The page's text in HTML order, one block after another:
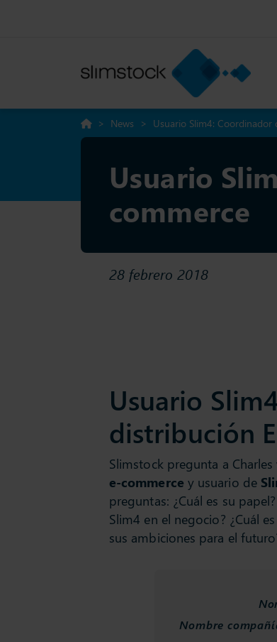
> News > Usuario Slim4:
Usuario
commerce
28 febrero 2018
Usuario
distribución
Slimstock pregunta a
e-commerce y usuario de
preguntas: ¿Cuál es su
Slim4 en el negocio? ¿Cuál
sus ambiciones para el
Nombre